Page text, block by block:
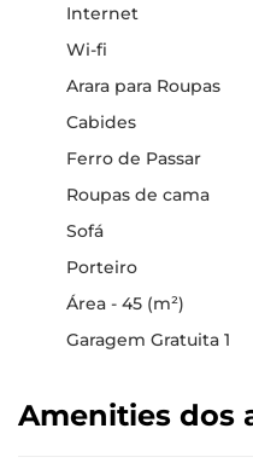
Internet
Wi-fi
Arara para Roupas
Cabides
Ferro de Passar
Roupas de cama
Sofá
Porteiro
Área - 45 (m²)
Garagem Gratuita 1
Amenities dos